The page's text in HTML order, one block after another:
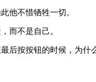
他不惜牺牲一切。
而不是自己。